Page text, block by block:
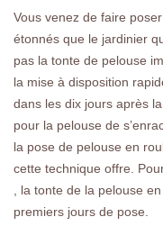
Vous venez de faire
étonnés que le jardinier
pas la tonte de pelouse
la mise à disposition
dans les dix jours après
pour la pelouse de
la pose de pelouse en
cette technique offre.
, la tonte de la pelouse
premiers jours de pose.